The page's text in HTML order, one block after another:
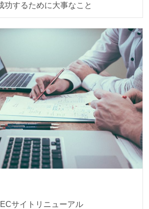
功するために大事なこと
サイトリニューアル